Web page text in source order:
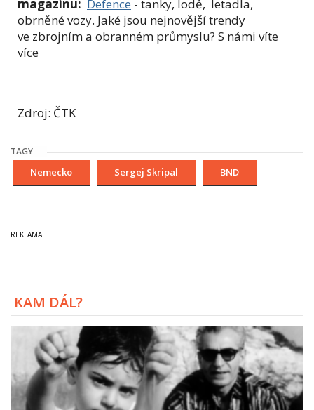
magazínu: Defence - tanky, lodě, letadla,
obrněné vozy. Jaké jsou nejnovější trendy
ve zbrojním a obranném průmyslu? S námi víte
více
Zdroj: ČTK
TAGY
Nemecko Sergej Skripal BND
KAM DÁL?